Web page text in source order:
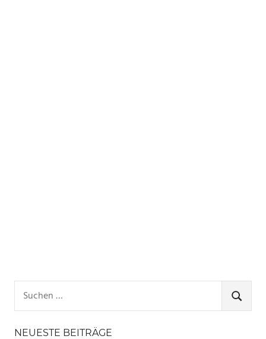
nach:
SUCHEN
NEUESTE BEITRÄGE